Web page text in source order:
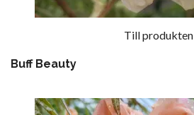
Till produkten
Buff Beauty